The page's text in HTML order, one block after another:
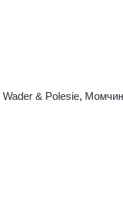
Wader & Polesie,